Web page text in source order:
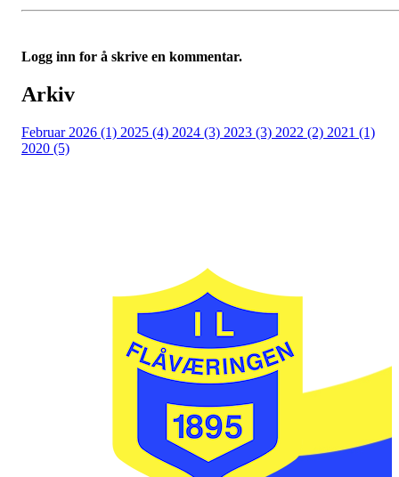
Logg inn for å skrive en kommentar.
Arkiv
Februar 2026 (1) 2025 (4) 2024 (3) 2023 (3) 2022 (2) 2021 (1)
2020 (5)